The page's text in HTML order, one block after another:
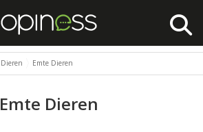
Dieren Emte Dieren
Emte Dieren